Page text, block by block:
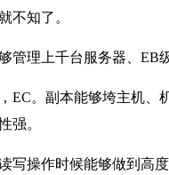
不知了。
管理上千台服务器、EB
EC。副本能够垮主机
强。
写操作时候能够做到高